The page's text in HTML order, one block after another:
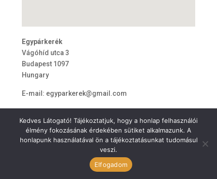
Egypárkerék
Vágóhíd utca 3
Budapest 1097
Hungary
E-mail: egyparkerek@gmail.com
ÁSZF
Kedves Látogató! Tájékoztatjuk, hogy a honlap felhasználói
élmény fokozásának érdekében sütiket alkalmazunk. A
honlapunk használatával ön a tájékoztatásunkat tudomásul
veszi.
Elfogadom